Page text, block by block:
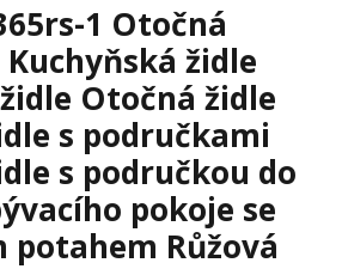
1 Otočná
židle
Otočná židle
s područkami
s područkou do
pokoje se
potahem Růžová